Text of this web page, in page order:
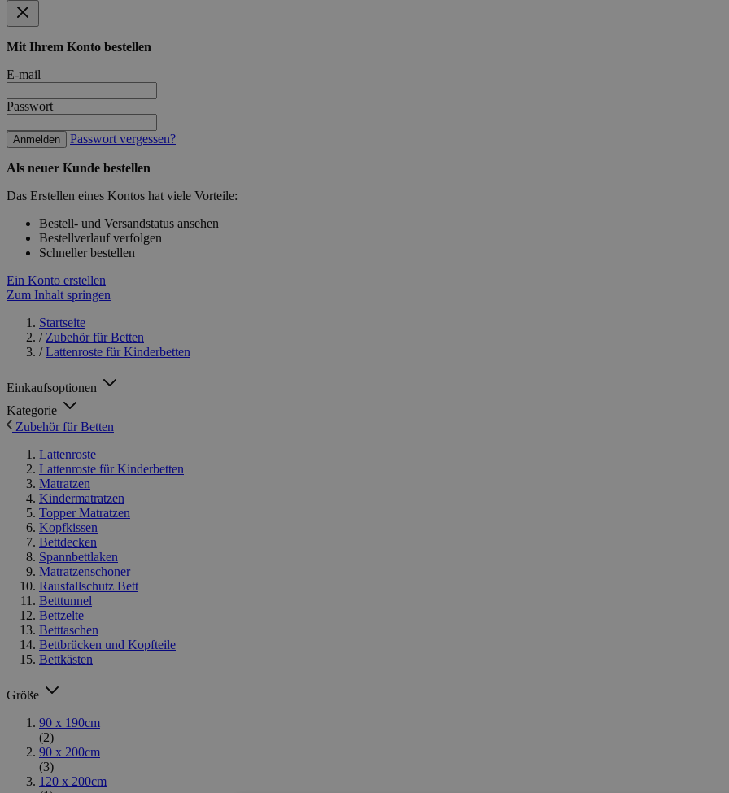
Mit Ihrem Konto bestellen
E-mail
Passwort
Anmelden Passwort vergessen?
Als neuer Kunde bestellen
Das Erstellen eines Kontos hat viele Vorteile:
Bestell- und Versandstatus ansehen
Bestellverlauf verfolgen
Schneller bestellen
Ein Konto erstellen
Zum Inhalt springen
Startseite
/ Zubehör für Betten
/ Lattenroste für Kinderbetten
Einkaufsoptionen
Kategorie
Zubehör für Betten
Lattenroste
Lattenroste für Kinderbetten
Matratzen
Kindermatratzen
Topper Matratzen
Kopfkissen
Bettdecken
Spannbettlaken
Matratzenschoner
Rausfallschutz Bett
Betttunnel
Bettzelte
Betttaschen
Bettbrücken und Kopfteile
Bettkästen
Größe
90 x 190cm
(2)
90 x 200cm
(3)
120 x 200cm